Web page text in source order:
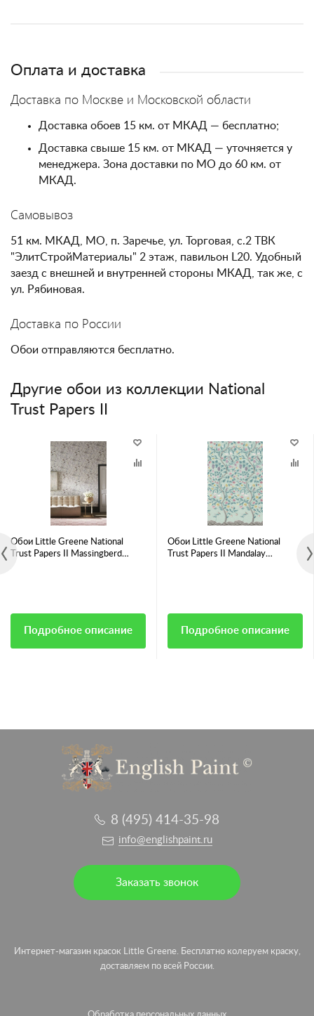
Оплата и доставка
Доставка по Москве и Московской области
Доставка обоев 15 км. от МКАД — бесплатно;
Доставка свыше 15 км. от МКАД — уточняется у
менеджера. Зона доставки по МО до 60 км. от
МКАД.
Самовывоз
51 км. МКАД, МО, п. Заречье, ул. Торговая, с.2 ТВК
"ЭлитСтройМатериалы" 2 этаж, павильон L20. Удобный
заезд с внешней и внутренней стороны МКАД, так же, с
ул. Рябиновая.
Доставка по России
Обои отправляются бесплатно.
Другие обои из коллекции National
Trust Papers II
Обои Little Greene National
Trust Papers II Massingberd
Подробное описание
Обои Little Greene National
Trust Papers II Mandalay
Подробное описание
8 (495) 414-35-98
info@englishpaint.ru
Заказать звонок
Интернет-магазин красок Little Greene. Бесплатно колеруем краску,
доставляем по всей России.